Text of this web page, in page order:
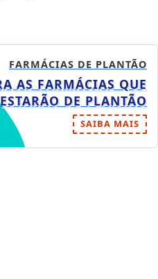
FARMÁCIAS DE PLANTÃO
AS FARMÁCIAS QUE
ESTARÃO DE PLANTÃO
SAIBA MAIS